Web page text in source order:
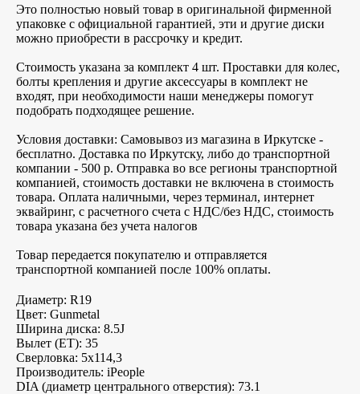
Это полностью новый товар в оригинальной фирменной
упаковке с официальной гарантией, эти и другие диски
можно приобрести в рассрочку и кредит.
Стоимость указана за комплект 4 шт. Проставки для колес,
болты крепления и другие аксессуары в комплект не
входят, при необходимости наши менеджеры помогут
подобрать подходящее решение.
Условия доставки: Самовывоз из магазина в Иркутске -
бесплатно. Доставка по Иркутску, либо до транспортной
компании - 500 р. Отправка во все регионы транспортной
компанией, стоимость доставки не включена в стоимость
товара. Оплата наличными, через терминал, интернет
эквайринг, с расчетного счета с НДС/без НДС, стоимость
товара указана без учета налогов
Товар передается покупателю и отправляется
транспортной компанией после 100% оплаты.
Диаметр: R19
Цвет: Gunmetal
Ширина диска: 8.5J
Вылет (ET): 35
Сверловка: 5х114,3
Производитель: iPeople
DIA (диаметр центрального отверстия): 73.1